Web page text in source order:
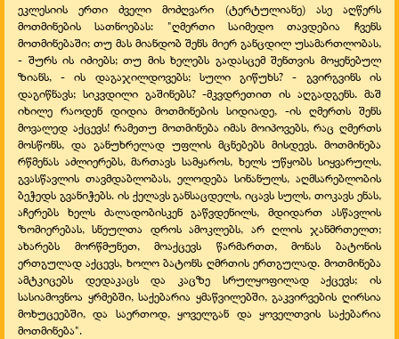
ეკლესიის ერთი ძველი მოძღვარი (ტერტულიანე) ასე აღწერს
მოთმინების სათნოებას: "ღმერთი საიმედო თავდებია ჩვენს
მოთმინებაში; თუ მას მიანდობ შენს მიერ განცდილ უსამართლობას,
- შურს ის იძიებს; თუ მის ხელებს გადასცემ შენთვის მოყენებულ
ზიანს, - ის დაგაჯილდოვებს; სული გიწუხს? -
გვირგვინს ის
დაგიწნავს; სიკვდილი გაშინებს? -მკვდრეთით ის აღგადგენს. მაშ
იხილე რაოდენ დიდია მოთმინების სიდიადე, -ის ღმერთს შენს
მოვალედ აქცევს! რამეთუ მოთმინება იმას მოიპოვებს, რაც ღმერთს
მოსწონს, და განუხრელად უფლის მცნებებს მისდევს. მოთმინება
რწმენას აძლიერებს, მართავს სამყაროს, ხელს უწყობს სიყვარულს,
გვასწავლის თავმდაბლობას, ელოდება სინანულს, აღმსარებლობის
ბეჭედს გვანიჭებს. ის ქელავს განსაცდელს, იცავს სულს, თოკავს ენას,
აჩერებს ხელს ძალადობისკენ გაწვდენილს, მდიდართ ასწავლის
ზომიერებას, სნეულთა დროს ამოკლებს, არ ღლის ჯანმრთელთ;
ახარებს მორწმუნეთ, მოაქცევს წარმართთ, მონას ბატონის
ერთგულად აქცევს, ხოლო ბატონს ღმრთის ერთგულად. მოთმინება
ამტკიცებს დედაკაცს და კაცზე სრულყოფილად აქცევს; ის
სასიამოვნოა ყრმებში, საქებარია ყმაწვილებში, გაკვირვების ღირსია
მოხუცეებში, და საერთოდ, ყოველგან და ყოველთვის საქებარია
მოთმინება".